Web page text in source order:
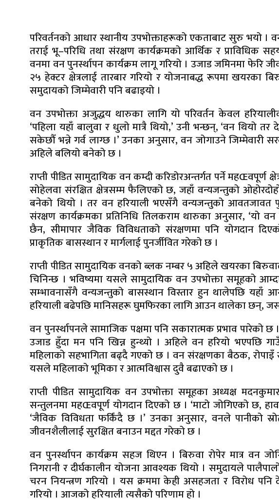
परिवर्तनको आधार स्थानीय उपभोक्ताहरूको एकताबाट सुरु भयो ।
तराई भू–परिधि तथा संरक्षण कार्यक्रमको आर्थिक र प्राविधिक
वनमा वन पुनर्स्थापन कार्यक्रम लागू गरियो । उजाड जमिनमा फेरि
२५ हेक्टर क्षेत्रलाई तारबार गरियो र योजनाबद्ध रूपमा खयरका
समुदायको जिम्मेवारी पनि बढाइयो ।
वन उपभोक्ता अजुद्धय थारुका लागि यो परिवर्तन केवल
‘पहिला यहाँ बालुवा र धुलो मात्रै थियो,’ उनी भन्छन्, ‘वन थियो
सकेछौँ भन्ने गर्व लाग्छ ।’ उनका अनुसार, वन जोगाउने जिम्मेवारी
अहिले बलियो बनेको छ ।
राप्ती पीडित सामुदायिक वन कम्दी करिडोरअन्तर्गत पर्ने महŒवपूर्ण
सोहेलवा संरक्षित क्षेत्रसम्म फैलिएको छ, जहाँ वन्यजन्तुको
बनेको थियो । तर वन हरियाली भएसँगै वन्यजन्तुको आवतजावत
संरक्षण कार्यक्रमका प्रतिनिधि तिलकराम थारुका अनुसार, ‘यो
छैन, सीमापार जैविक विविधताको संरक्षणमा पनि योगदान
प्राकृतिक बासस्थान र मार्गलाई पुनर्जीवित गरेको छ ।
राप्ती पीडित सामुदायिक वनको ब्लक नम्बर ५ अहिले खयरका
चिनिन्छ । भविष्यमा यसले सामुदायिक वन उपभोक्ता समूहको
सम्भावनासँगै वन्यजन्तुको बासस्थान विस्तार हुन थालेपछि
हरियाली बढेपछि मानिसहरू घुमफिरका लागि आउन थालेका छन्,
वन पुनर्स्थापनले सामाजिक पक्षमा पनि सकारात्मक प्रभाव पारेको
उजाड हुँदा मन पनि खिन्न हुन्थ्यो । अहिले वन हरियो भएपछि
महिलाको सहभागिता बढ्दै गएको छ । वन संरक्षणका बैठक, रोपाइँ
यसले महिलाको भूमिका र आत्मविश्वास दुवै बढाएको छ ।
राप्ती पीडित सामुदायिक वन उपभोक्ता समूहका अध्यक्ष
सन्तुलनमा महŒवपूर्ण योगदान दिएको छ । ‘माटो जोगिएको छ,
‘जैविक विविधता फर्किंदै छ ।’ उनका अनुसार, वनले पानीको
जीवनशैलीलाई सुरक्षित बनाउन मद्दत गरेको छ ।
वन पुनर्स्थापन कार्यक्रम सहज थिएन । बिरुवा रोपेर मात्र वन
निगरानी र दीर्घकालीन योजना आवश्यक थियो । समुदायले
चरन नियन्त्रण गरियो । यस क्रममा केही असहजता र विरोध
गरियो । आजको हरियाली त्यसैको परिणाम हो ।